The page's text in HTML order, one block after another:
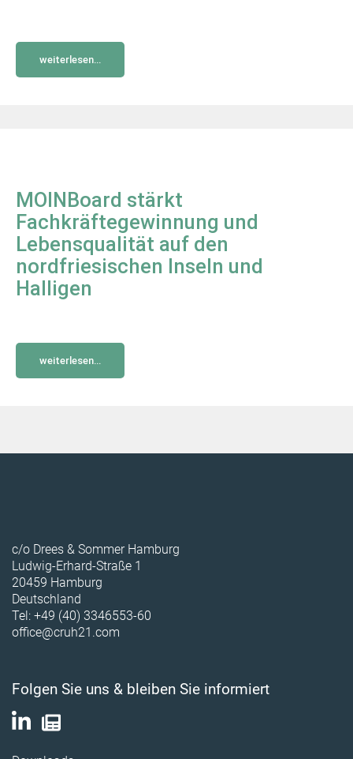
weiterlesen...
MOINBoard stärkt
Fachkräftegewinnung und
Lebensqualität auf den
nordfriesischen Inseln und
Halligen
weiterlesen...
c/o Drees & Sommer Hamburg
Ludwig-Erhard-Straße 1
20459 Hamburg
Deutschland
Tel: +49 (40) 3346553-60
office@cruh21.com
Folgen Sie uns & bleiben Sie informiert